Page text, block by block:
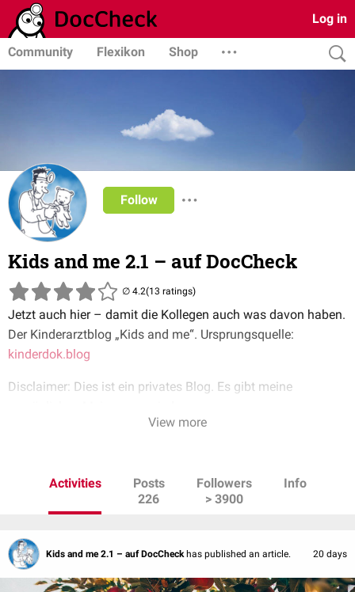
Log in
Community Flexikon Shop
Follow
Kids and me 2.1 – auf DocCheck
(13 ratings)
Jetzt auch hier – damit die Kollegen auch was davon haben.
Der Kinderarztblog „Kids and me“. Ursprungsquelle:
kinderdok.blog
Disclaimer: Dies ist ein privates Blog. Es gibt meine
View more
Activities
Posts
226
Followers
> 3900
Info
Kids and me 2.1 – auf DocCheck has published an article. 20 days